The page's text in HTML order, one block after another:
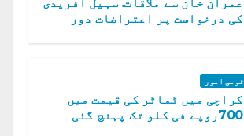
کی درخواست پر اعتراضات دور
قومی امور
کراچی میں ٹماٹر کی قیمت میں
700روپے فی کلو تک پہنچ گئی